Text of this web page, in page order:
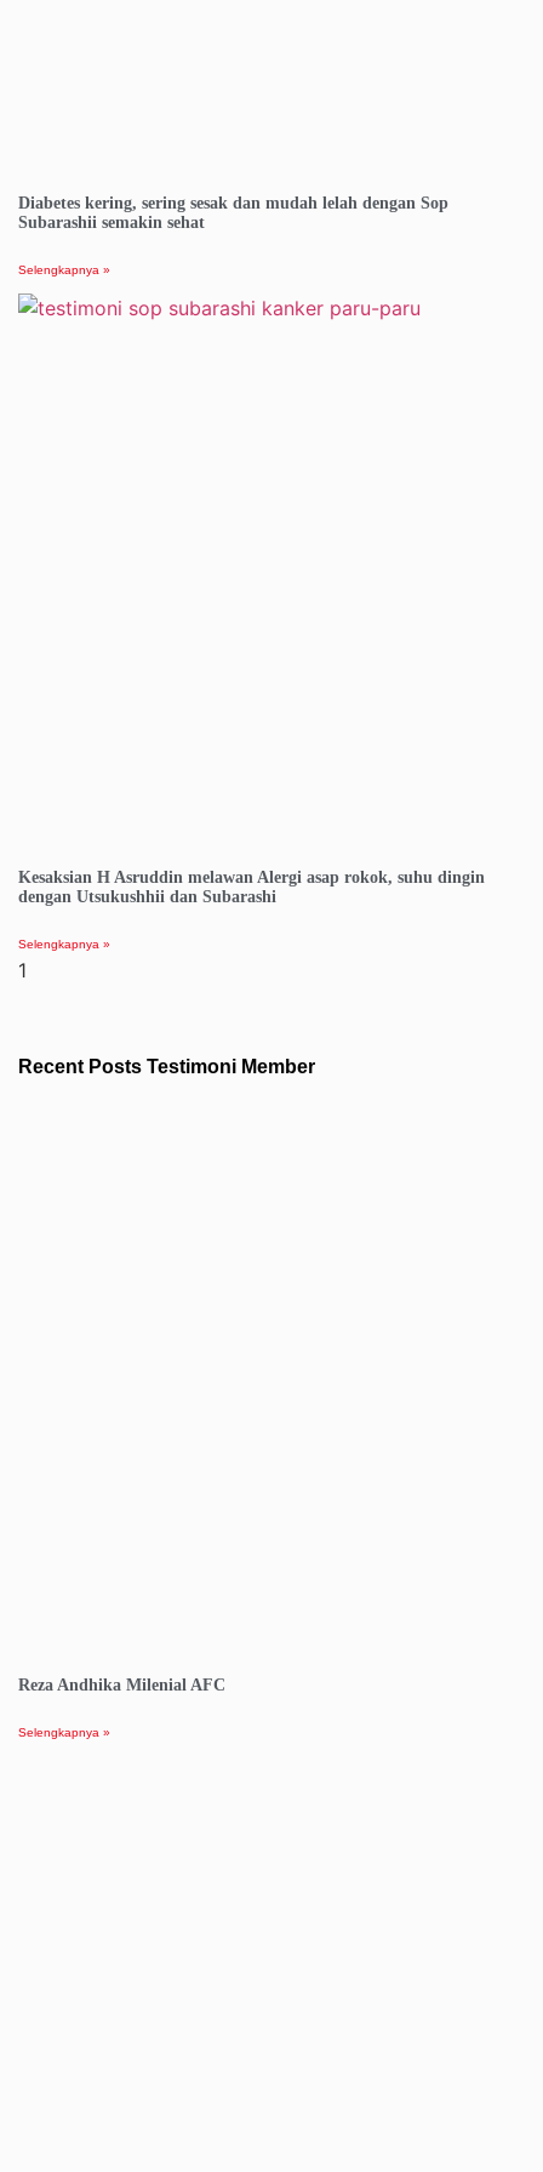
Diabetes kering, sering sesak dan mudah lelah dengan Sop
Subarashii semakin sehat
Selengkapnya »
Kesaksian H Asruddin melawan Alergi asap rokok, suhu dingin
dengan Utsukushhii dan Subarashi
Selengkapnya »
Recent Posts Testimoni Member
Reza Andhika Milenial AFC
Selengkapnya »